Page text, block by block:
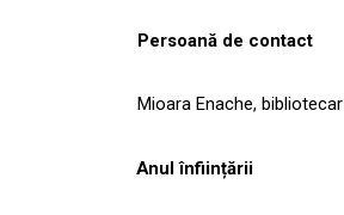
Persoană de contact
Mioara Enache, bibliotecar
Anul înființării